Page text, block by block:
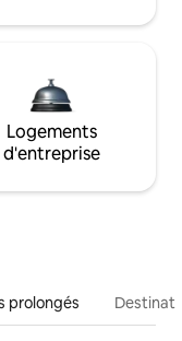
Logements
d'entreprise
prolongés